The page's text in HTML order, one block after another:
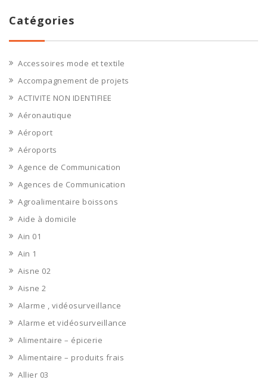
Catégories
Accessoires mode et textile
Accompagnement de projets
ACTIVITE NON IDENTIFIEE
Aéronautique
Aéroport
Aéroports
Agence de Communication
Agences de Communication
Agroalimentaire boissons
Aide à domicile
Ain 01
Ain 1
Aisne 02
Aisne 2
Alarme , vidéosurveillance
Alarme et vidéosurveillance
Alimentaire – épicerie
Alimentaire – produits frais
Allier 03